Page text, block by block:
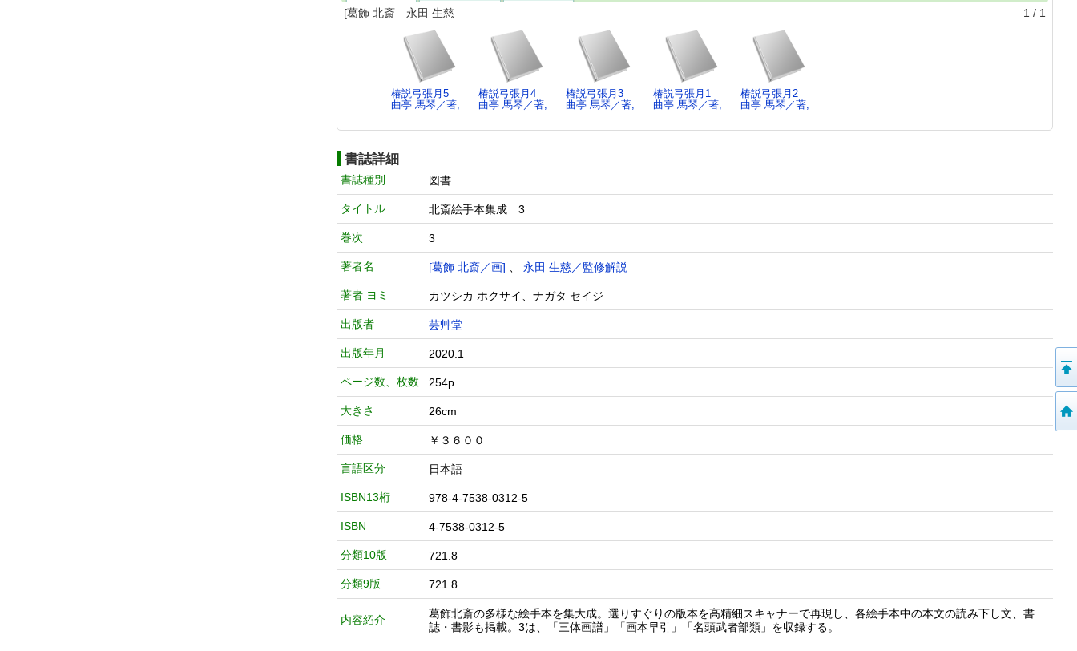
[葛飾 北斎 永田 生慈
1 / 1
椿説弓張月5
曲亭 馬琴／著,
…
椿説弓張月4
曲亭 馬琴／著,
…
椿説弓張月3
曲亭 馬琴／著,
…
椿説弓張月1
曲亭 馬琴／著,
…
椿説弓張月2
曲亭 馬琴／著,
…
書誌詳細
書誌種別 図書
タイトル 北斎絵手本集成 3
巻次 3
著者名 [葛飾 北斎／画] 永田 生慈／監修解説
著者 ヨミ カツシカ ホクサイ、ナガタ セイジ
出版者 芸艸堂
出版年月 2020.1
ページ数、枚数 254p
大きさ 26cm
価格 ￥３６００
言語区分 日本語
ISBN13桁 978-4-7538-0312-5
ISBN 4-7538-0312-5
分類10版 721.8
分類9版 721.8
内容紹介
葛飾北斎の多様な絵手本を集大成。選りすぐりの版本を高精細スキャナーで再現し、各絵手本中の本文の読み下し文、書
誌・書影も掲載。3は、「三体画譜」「画本早引」「名頭武者部類」を収録する。